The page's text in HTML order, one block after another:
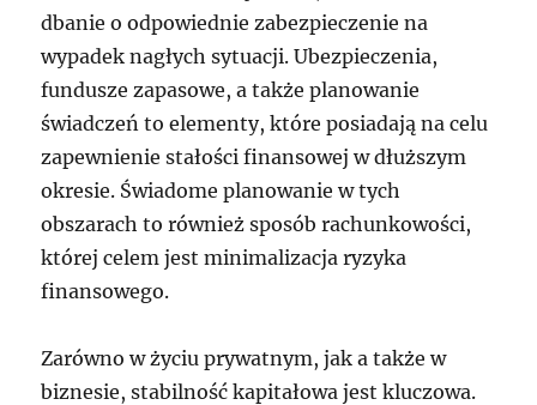
dbanie o odpowiednie zabezpieczenie na
wypadek nagłych sytuacji. Ubezpieczenia,
fundusze zapasowe, a także planowanie
świadczeń to elementy, które posiadają na celu
zapewnienie stałości finansowej w dłuższym
okresie. Świadome planowanie w tych
obszarach to również sposób rachunkowości,
której celem jest minimalizacja ryzyka
finansowego.
Zarówno w życiu prywatnym, jak a także w
biznesie, stabilność kapitałowa jest kluczowa.